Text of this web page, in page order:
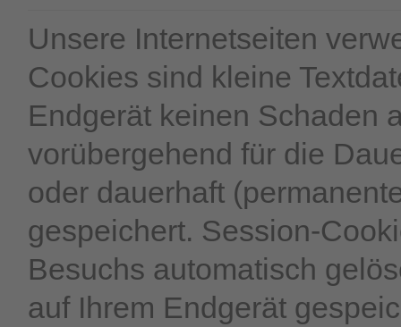
Unsere Internetseiten
Cookies sind kleine
Endgerät keinen Schaden
vorübergehend für die
oder dauerhaft
gespeichert. Session-
Besuchs automatisch
auf Ihrem Endgerät